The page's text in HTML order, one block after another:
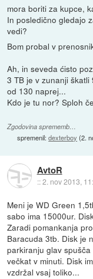
mora boriti za kupce,
In posledično gledajo
vedi?
Bom probal v
Ah, in seveda ćisto
3 TB je v zunanji
od 130 naprej...
Kdo je tu nor? Sploh
Zgodovina sprememb…
spremenil:dexterboy (2.
AvtoR
::2. nov 2013,
Meni je WD Green
sabo ima 15000ur.
Zaradi pomankanja
Baracuda 3tb. Disk je
parkiranju glav
večkat v minuti. Disk
vzdržal vsaj toliko...